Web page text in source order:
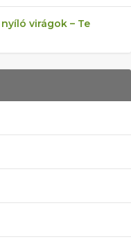
virágok – Te